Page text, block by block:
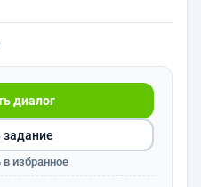
диалог
задание
избранное